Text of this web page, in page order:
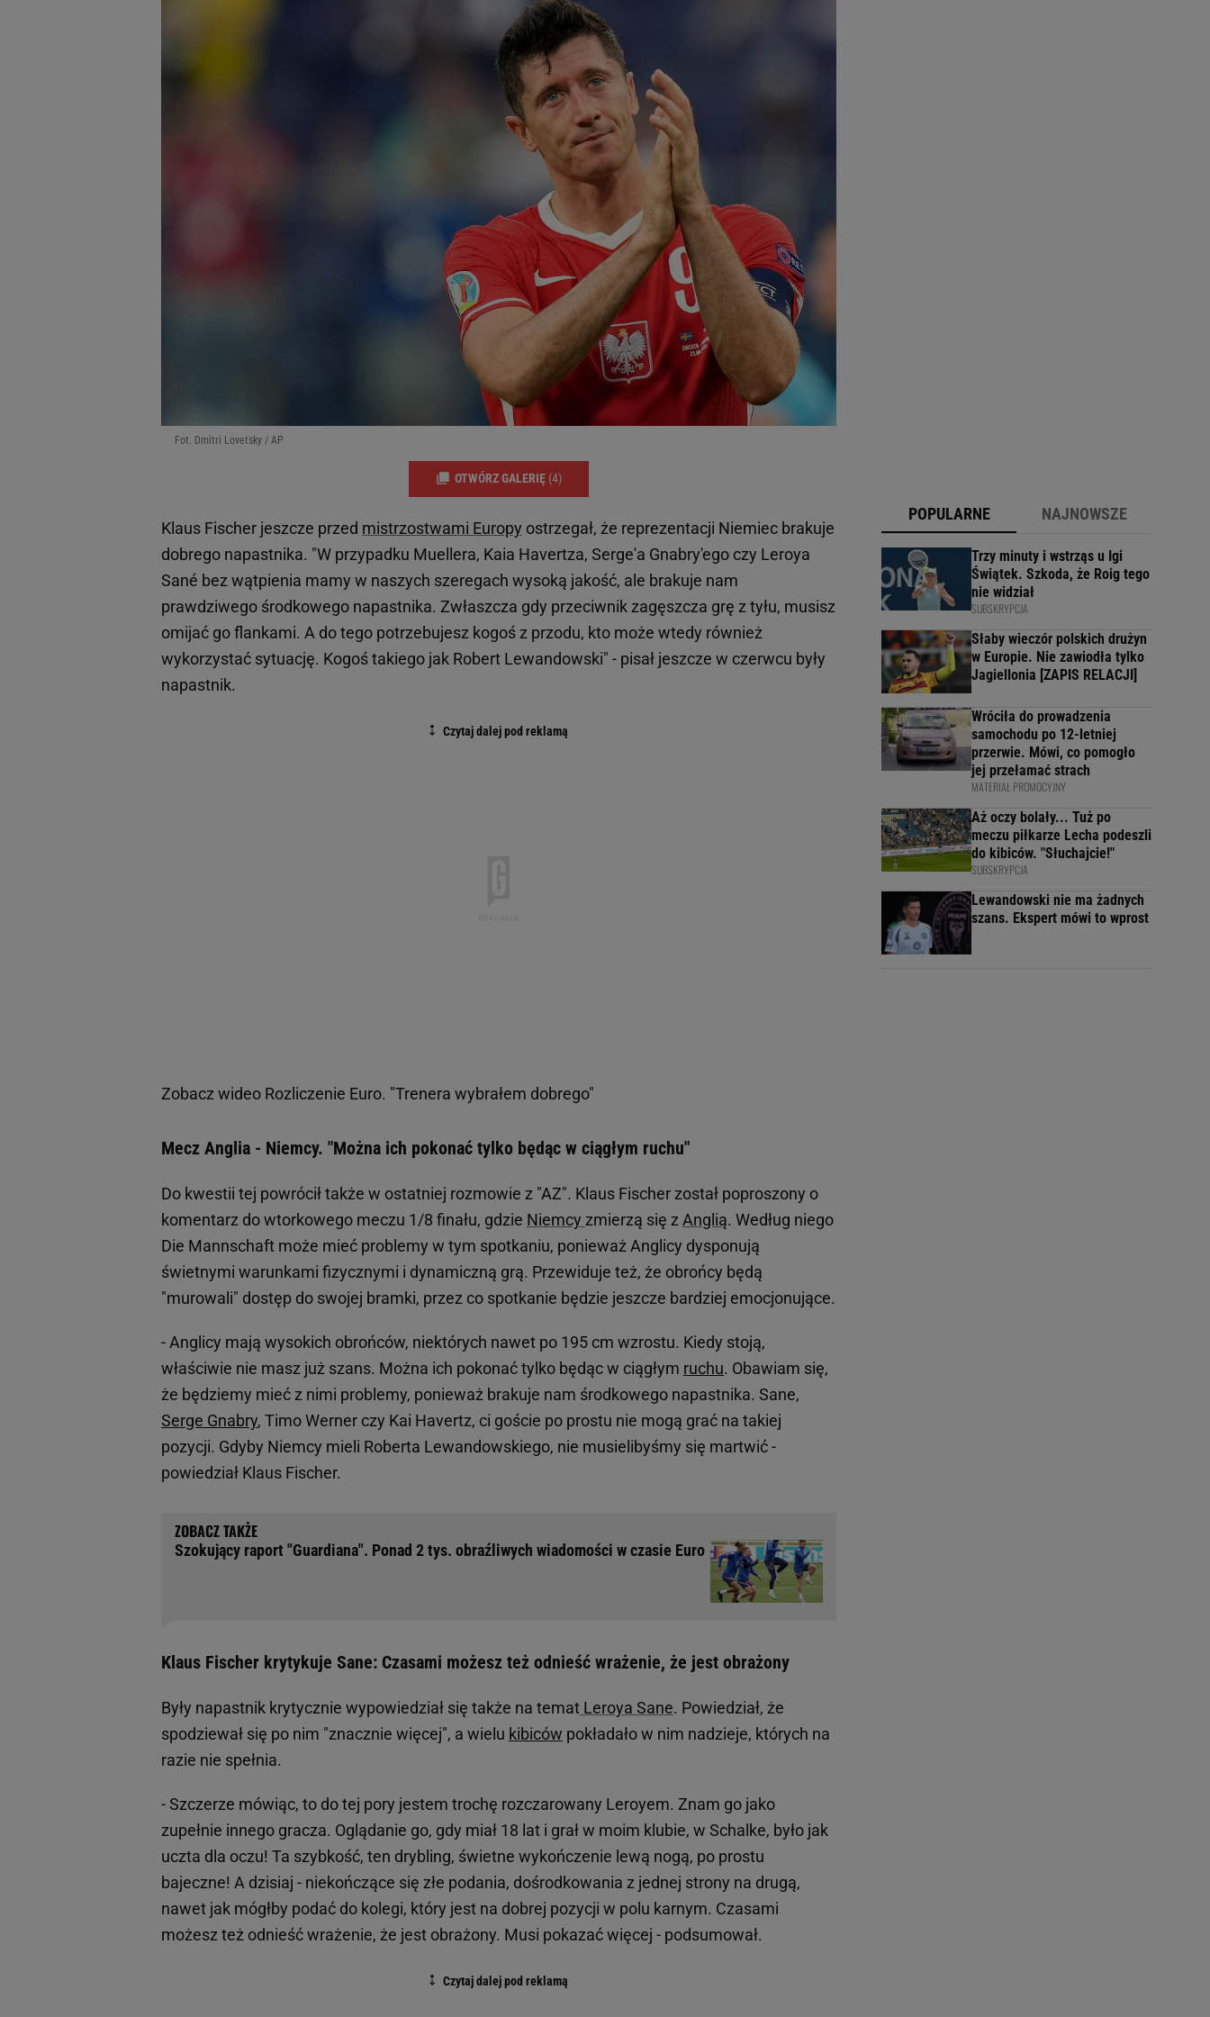
Fot. Dmitri Lovetsky / AP
OTWÓRZ GALERIĘ (4)
Klaus Fischer jeszcze przed mistrzostwami Europy ostrzegał, że reprezentacji Niemiec brakuje
dobrego napastnika. "W przypadku Muellera, Kaia Havertza, Serge'a Gnabry'ego czy Leroya
Sané bez wątpienia mamy w naszych szeregach wysoką jakość, ale brakuje nam
prawdziwego środkowego napastnika. Zwłaszcza gdy przeciwnik zagęszcza grę z tyłu, musisz
omijać go flankami. A do tego potrzebujesz kogoś z przodu, kto może wtedy również
wykorzystać sytuację. Kogoś takiego jak Robert Lewandowski" - pisał jeszcze w czerwcu były
napastnik.
Zobacz wideo Rozliczenie Euro. "Trenera wybrałem dobrego"
Mecz Anglia - Niemcy. "Można ich pokonać tylko będąc w ciągłym ruchu"
Do kwestii tej powrócił także w ostatniej rozmowie z "AZ". Klaus Fischer został poproszony o
komentarz do wtorkowego meczu 1/8 finału, gdzie Niemcy zmierzą się z Anglią. Według niego
Die Mannschaft może mieć problemy w tym spotkaniu, ponieważ Anglicy dysponują
świetnymi warunkami fizycznymi i dynamiczną grą. Przewiduje też, że obrońcy będą
"murowali" dostęp do swojej bramki, przez co spotkanie będzie jeszcze bardziej emocjonujące.
- Anglicy mają wysokich obrońców, niektórych nawet po 195 cm wzrostu. Kiedy stoją,
właściwie nie masz już szans. Można ich pokonać tylko będąc w ciągłym ruchu. Obawiam się,
że będziemy mieć z nimi problemy, ponieważ brakuje nam środkowego napastnika. Sane,
Serge Gnabry, Timo Werner czy Kai Havertz, ci goście po prostu nie mogą grać na takiej
pozycji. Gdyby Niemcy mieli Roberta Lewandowskiego, nie musielibyśmy się martwić -
powiedział Klaus Fischer.
Szokujący raport "Guardiana". Ponad 2 tys. obraźliwych wiadomości w czasie Euro
Klaus Fischer krytykuje Sane: Czasami możesz też odnieść wrażenie, że jest obrażony
Były napastnik krytycznie wypowiedział się także na temat Leroya Sane. Powiedział, że
spodziewał się po nim "znacznie więcej", a wielu kibiców pokładało w nim nadzieje, których na
razie nie spełnia.
- Szczerze mówiąc, to do tej pory jestem trochę rozczarowany Leroyem. Znam go jako
zupełnie innego gracza. Oglądanie go, gdy miał 18 lat i grał w moim klubie, w Schalke, było jak
uczta dla oczu! Ta szybkość, ten drybling, świetne wykończenie lewą nogą, po prostu
bajeczne! A dzisiaj - niekończące się złe podania, dośrodkowania z jednej strony na drugą,
nawet jak mógłby podać do kolegi, który jest na dobrej pozycji w polu karnym. Czasami
możesz też odnieść wrażenie, że jest obrażony. Musi pokazać więcej - podsumował.
POPULARNE NAJNOWSZE
Trzy minuty i wstrząs u Igi
Świątek. Szkoda, że Roig tego
nie widział
SUBSKRYPCJA
Słaby wieczór polskich drużyn
w Europie. Nie zawiodła tylko
Jagiellonia [ZAPIS RELACJI]
Wróciła do prowadzenia
samochodu po 12-letniej
przerwie. Mówi, co pomogło
jej przełamać strach
MATERIAŁ PROMOCYJNY
Aż oczy bolały... Tuż po
meczu piłkarze Lecha podeszli
do kibiców. "Słuchajcie!"
SUBSKRYPCJA
Lewandowski nie ma żadnych
szans. Ekspert mówi to wprost